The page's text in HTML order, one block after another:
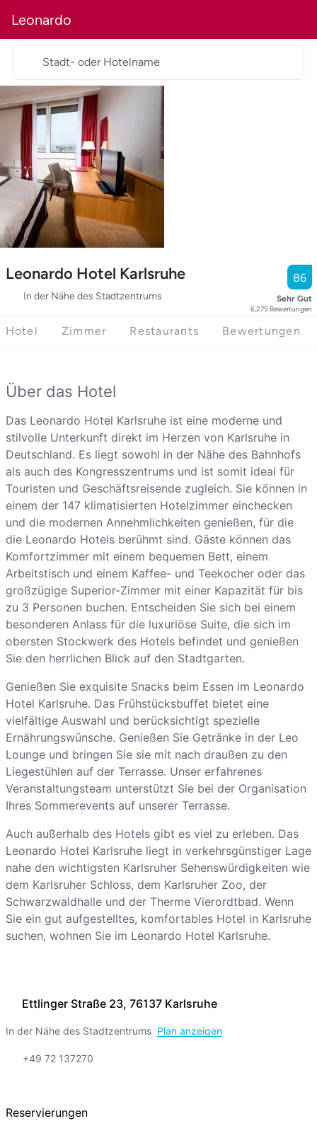
Leonardo
Leonardo Hotel Karlsruhe
In der Nähe des Stadtzentrums
86
Sehr Gut
6,275 Bewertungen
Stadt- oder Hotelname
Hotel Zimmer Restaurants Bewertungen
Ettlinger Straße 23, 76137 Karlsruhe
In der Nähe des Stadtzentrums Plan anzeigen
+49 72 137270
Reservierungen
Über das Hotel
Das Leonardo Hotel Karlsruhe ist eine moderne und
stilvolle Unterkunft direkt im Herzen von Karlsruhe in
Deutschland. Es liegt sowohl in der Nähe des Bahnhofs
als auch des Kongresszentrums und ist somit ideal für
Touristen und Geschäftsreisende zugleich. Sie können in
einem der 147 klimatisierten Hotelzimmer einchecken
und die modernen Annehmlichkeiten genießen, für die
die Leonardo Hotels berühmt sind. Gäste können das
Komfortzimmer mit einem bequemen Bett, einem
Arbeitstisch und einem Kaffee- und Teekocher oder das
großzügige Superior-Zimmer mit einer Kapazität für bis
zu 3 Personen buchen. Entscheiden Sie sich bei einem
besonderen Anlass für die luxuriöse Suite, die sich im
obersten Stockwerk des Hotels befindet und genießen
Sie den herrlichen Blick auf den Stadtgarten.
Genießen Sie exquisite Snacks beim Essen im Leonardo
Hotel Karlsruhe. Das Frühstücksbuffet bietet eine
vielfältige Auswahl und berücksichtigt spezielle
Ernährungswünsche. Genießen Sie Getränke in der Leo
Lounge und bringen Sie sie mit nach draußen zu den
Liegestühlen auf der Terrasse. Unser erfahrenes
Veranstaltungsteam unterstützt Sie bei der Organisation
Ihres Sommerevents auf unserer Terrasse.
Auch außerhalb des Hotels gibt es viel zu erleben. Das
Leonardo Hotel Karlsruhe liegt in verkehrsgünstiger Lage
nahe den wichtigsten Karlsruher Sehenswürdigkeiten wie
dem Karlsruher Schloss, dem Karlsruher Zoo, der
Schwarzwaldhalle und der Therme Vierordtbad. Wenn
Sie ein gut aufgestelltes, komfortables Hotel in Karlsruhe
suchen, wohnen Sie im Leonardo Hotel Karlsruhe.